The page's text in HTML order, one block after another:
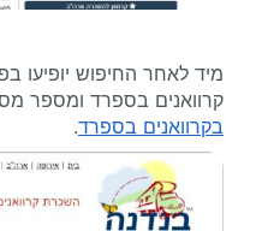
מיד לאחר החיפוש יופיעו
קרוואנים בספרד ומספר
בקרוואנים בספרד.